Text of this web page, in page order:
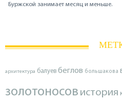
Буржской занимает месяц и меньше.
архитектура балуев беглов большакова
золотоносов история